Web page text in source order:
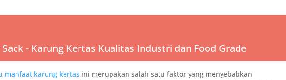
- Karung Kertas Kualitas Industri dan Food Grade
manfaat karung kertas ini merupakan salah satu faktor yang menyebabkan